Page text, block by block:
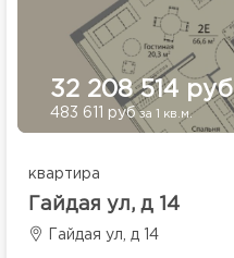
32 208 514 руб
483 611 руб за 1 кв.м.
квартира
Гайдая ул, д 14
Гайдая ул, д 14